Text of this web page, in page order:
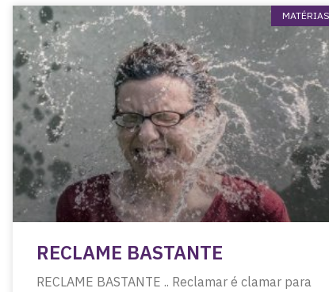
MATÉRIAS
RECLAME BASTANTE
RECLAME BASTANTE .. Reclamar é clamar para